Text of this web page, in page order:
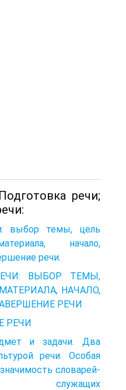
речи;
выбор темы, цель
начало,
речи.
ВЫБОР ТЕМЫ,
НАЧАЛО,
РЕЧИ
РЕЧИ
и задачи. Два
речи. Особая
словарей-
служащих